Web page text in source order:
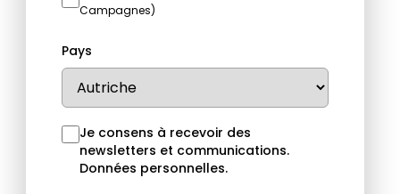
Campagnes)
Pays
Je consens à recevoir des
newsletters et communications.
Données personnelles.